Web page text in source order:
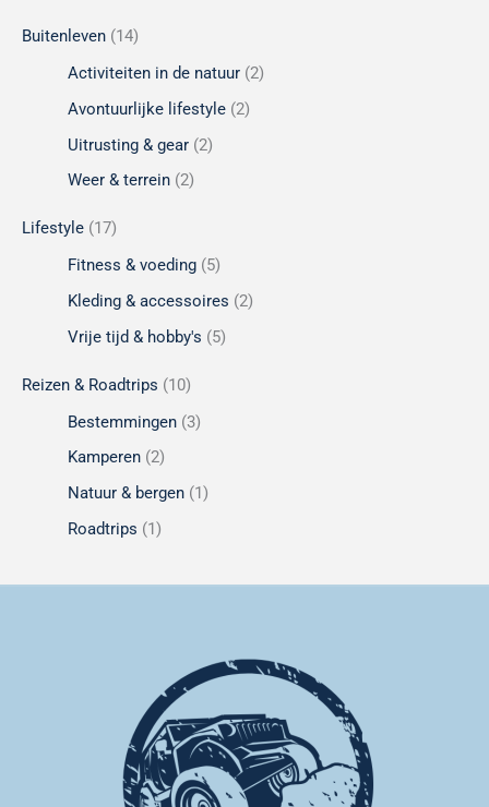
Buitenleven (14)
Activiteiten in de natuur(2)
Avontuurlijke lifestyle(2)
Uitrusting & gear(2)
Weer & terrein(2)
Lifestyle (17)
Fitness & voeding(5)
Kleding & accessoires (2)
Vrije tijd & hobby's (5)
Reizen & Roadtrips (10)
Bestemmingen(3)
Kamperen(2)
Natuur & bergen(1)
Roadtrips (1)